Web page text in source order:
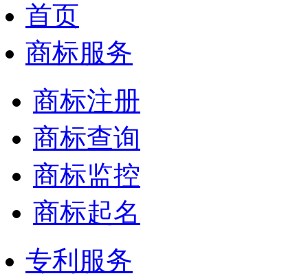
首页
商标服务
商标注册
商标查询
商标监控
商标起名
专利服务